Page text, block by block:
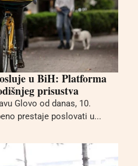
u BiH: Platforma
prisustva
Glovo od danas, 10.
prestaje poslovati u...